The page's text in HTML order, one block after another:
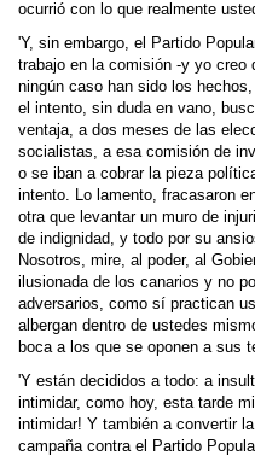
ocurrió con lo que realmente
'Y, sin embargo, el Partido
trabajo en la comisión -y yo creo
ningún caso han sido los
el intento, sin duda en vano,
ventaja, a dos meses de las
socialistas, a esa comisión de
o se iban a cobrar la pieza
intento. Lo lamento, fracasaron
otra que levantar un muro de
de indignidad, y todo por su
Nosotros, mire, al poder, al
ilusionada de los canarios y no
adversarios, como sí practican
albergan dentro de ustedes
boca a los que se oponen a sus
'Y están decididos a todo: a
intimidar, como hoy, esta tarde
intimidar! Y también a convertir
campaña contra el Partido